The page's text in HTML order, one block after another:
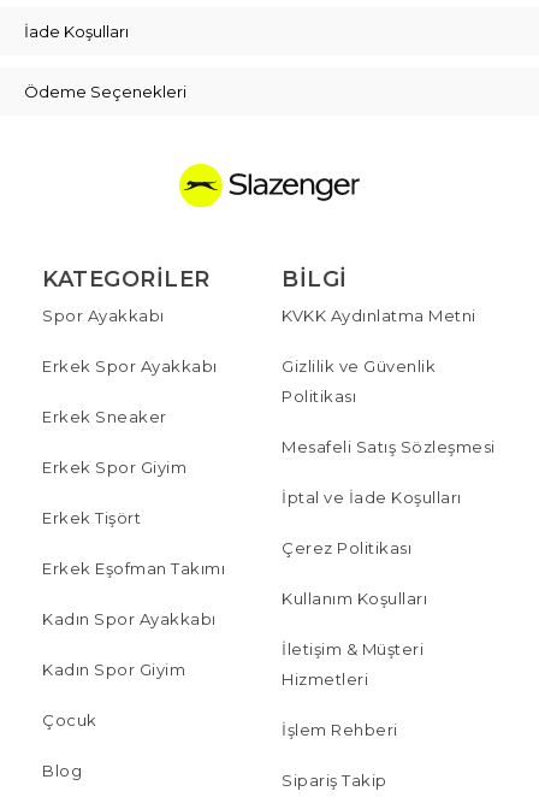
İade Koşulları
Ödeme Seçenekleri
KATEGORILER
Spor Ayakkabı
Erkek Spor Ayakkabı
Erkek Sneaker
Erkek Spor Giyim
Erkek Tişört
Erkek Eşofman Takımı
Kadın Spor Ayakkabı
Kadın Spor Giyim
Çocuk
Blog
BILGI
KVKK Aydınlatma Metni
Gizlilik ve Güvenlik
Politikası
Mesafeli Satış Sözleşmesi
İptal ve İade Koşulları
Çerez Politikası
Kullanım Koşulları
İletişim & Müşteri
Hizmetleri
İşlem Rehberi
Sipariş Takip